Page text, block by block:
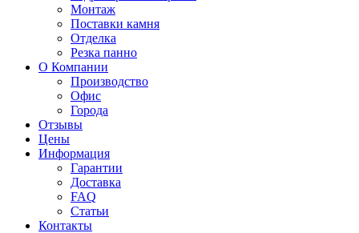
Монтаж
Поставки камня
Отделка
Резка панно
О Компании
Производство
Офис
Города
Отзывы
Цены
Информация
Гарантии
Доставка
FAQ
Статьи
Контакты